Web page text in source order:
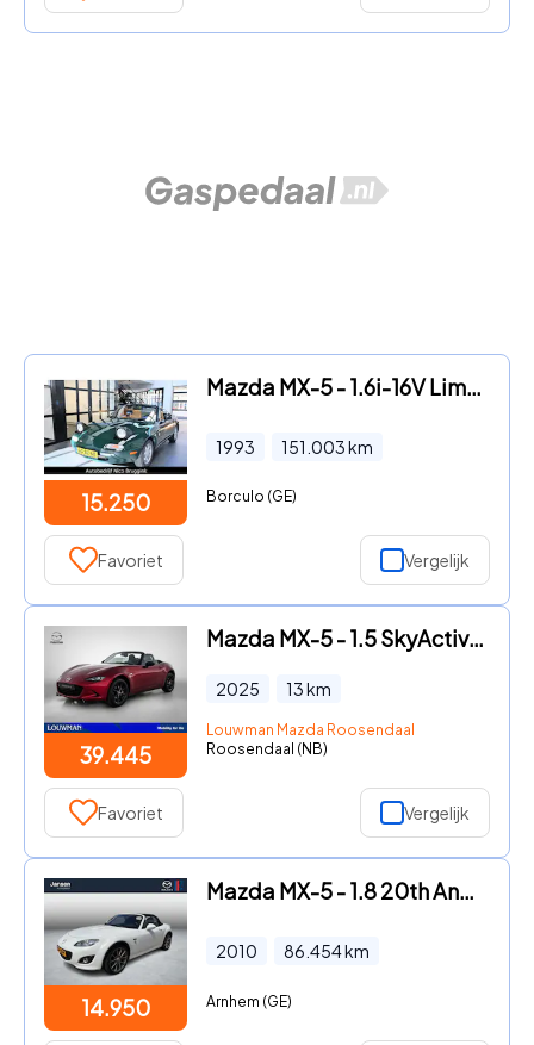
15.250
Mazda MX-5 - 1.6i-16V Limited Edition Nr. 53 *Origineel NL
1993 151.003km
Borculo (GE)
Favoriet Vergelijk
39.445
Mazda MX-5 - 1.5 SkyActiv-G 132 Prime-Line | Voorraadvoordeel ruim € 6.50
2025 13km
Louwman Mazda Roosendaal
Roosendaal (NB)
Favoriet Vergelijk
14.950
Mazda MX-5 - 1.8 20th Anniversary , Limited Edition Nr: 1319/2000, Airco,
2010 86.454km
Arnhem (GE)